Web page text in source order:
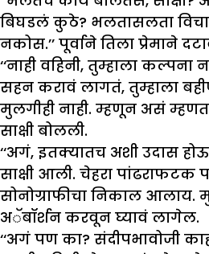
बिघडलं कुठे? भलतासलता
नकोस.’’ पूर्वाने तिला प्रेमाने
‘‘नाही वहिनी, तुम्हाला
सहन करावं लागतं, तुम्हाला
मुलगीही नाही. म्हणून असं
साक्षी बोलली.
‘‘अगं, इतक्यातच अशी उदास
साक्षी आली. चेहरा पांढराफटक
सोनोग्राफीचा निकाल
अॅबॉर्शन करवून घ्यावं लागेल.
‘‘अगं पण का? संदीपभावोजी